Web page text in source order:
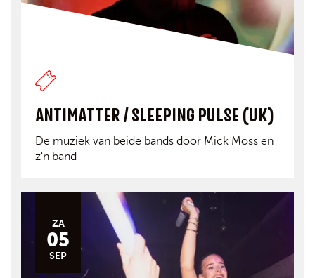
ANTIMATTER / SLEEPING PULSE (UK)
De muziek van beide bands door Mick Moss en
z'n band
ZA
05
SEP